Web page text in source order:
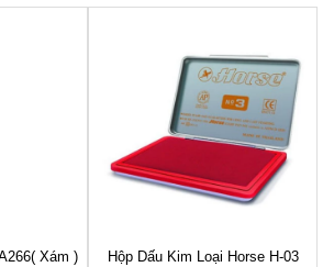
Xám )
Hộp Dấu Kim Loại Horse H-03